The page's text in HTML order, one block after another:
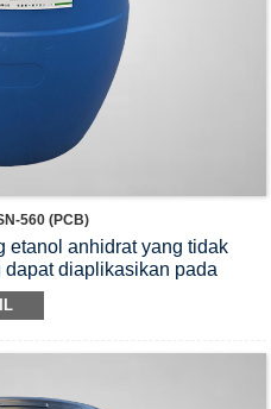
560 (PCB)
etanol anhidrat yang tidak
dapat diaplikasikan pada
dan produk elektronik.
produk serta perawatan
mengandung zat-zat